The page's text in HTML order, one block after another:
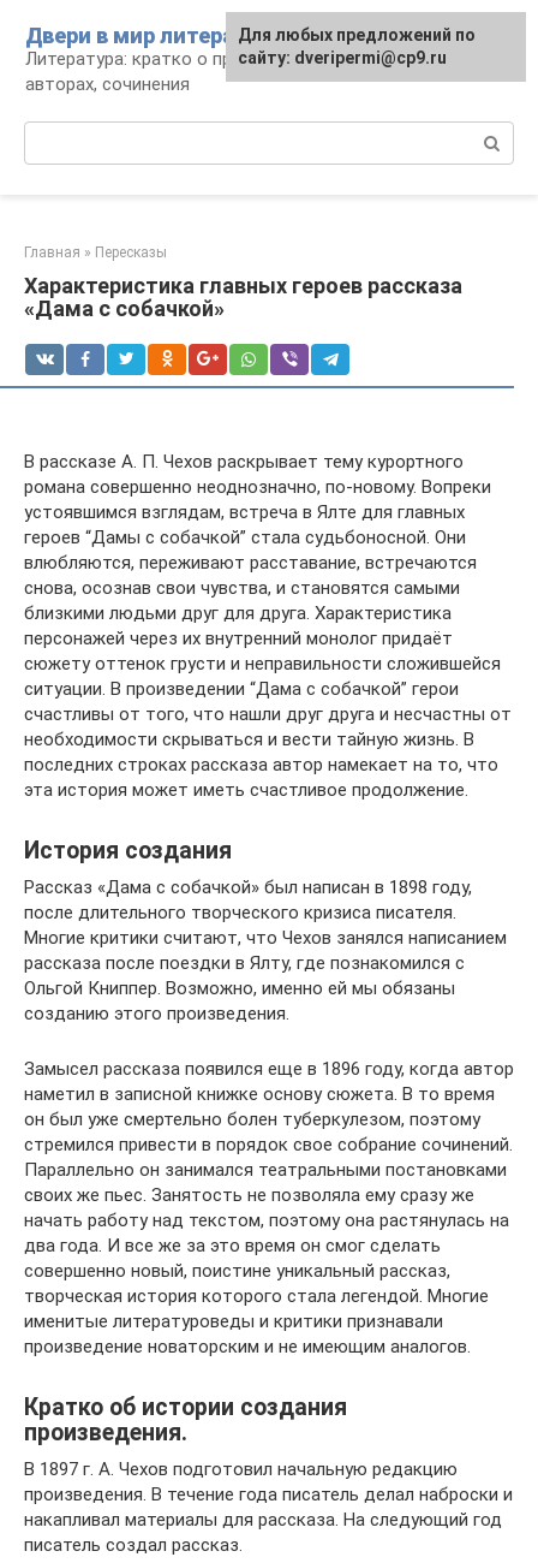
контенту
Двери в мир литературы
Литература: кратко о произведениях и
авторах, сочинения
Главная » Пересказы
Характеристика главных героев рассказа
«Дама с собачкой»
В рассказе А. П. Чехов раскрывает тему курортного
романа совершенно неоднозначно, по-новому. Вопреки
устоявшимся взглядам, встреча в Ялте для главных
героев “Дамы с собачкой” стала судьбоносной. Они
влюбляются, переживают расставание, встречаются
снова, осознав свои чувства, и становятся самыми
близкими людьми друг для друга. Характеристика
персонажей через их внутренний монолог придаёт
сюжету оттенок грусти и неправильности сложившейся
ситуации. В произведении “Дама с собачкой” герои
счастливы от того, что нашли друг друга и несчастны от
необходимости скрываться и вести тайную жизнь. В
последних строках рассказа автор намекает на то, что
эта история может иметь счастливое продолжение.
История создания
Рассказ «Дама с собачкой» был написан в 1898 году,
после длительного творческого кризиса писателя.
Многие критики считают, что Чехов занялся написанием
рассказа после поездки в Ялту, где познакомился с
Ольгой Книппер. Возможно, именно ей мы обязаны
созданию этого произведения.
Замысел рассказа появился еще в 1896 году, когда автор
наметил в записной книжке основу сюжета. В то время
он был уже смертельно болен туберкулезом, поэтому
стремился привести в порядок свое собрание сочинений.
Параллельно он занимался театральными постановками
своих же пьес. Занятость не позволяла ему сразу же
начать работу над текстом, поэтому она растянулась на
два года. И все же за это время он смог сделать
совершенно новый, поистине уникальный рассказ,
творческая история которого стала легендой. Многие
именитые литературоведы и критики признавали
произведение новаторским и не имеющим аналогов.
Кратко об истории создания
произведения.
В 1897 г. А. Чехов подготовил начальную редакцию
произведения. В течение года писатель делал наброски и
накапливал материалы для рассказа. На следующий год
писатель создал рассказ.
Для любых предложений по
сайту: dveripermi@cp9.ru